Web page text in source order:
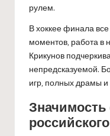
рулем.
В хоккее финала
моментов, работа в
Крикунов
непредсказуемой.
игр, полных драмы